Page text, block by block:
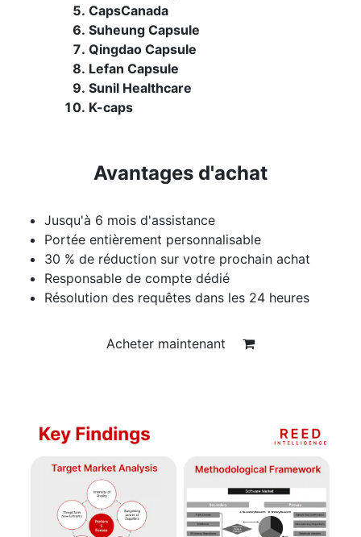
CapsCanada
Suheung Capsule
Qingdao Capsule
Lefan Capsule
Sunil Healthcare
K-caps
Avantages d'achat
Jusqu'à 6 mois d'assistance
Portée entièrement personnalisable
30 % de réduction sur votre prochain achat
Responsable de compte dédié
Résolution des requêtes dans les 24 heures
Acheter maintenant